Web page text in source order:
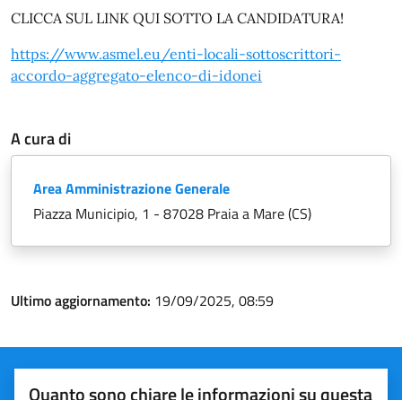
CLICCA SUL LINK QUI SOTTO LA CANDIDATURA!
https://www.asmel.eu/enti-locali-sottoscrittori-
accordo-aggregato-elenco-di-idonei
A cura di
Area Amministrazione Generale
Piazza Municipio, 1 - 87028 Praia a Mare (CS)
Ultimo aggiornamento: 19/09/2025, 08:59
Quanto sono chiare le informazioni su questa